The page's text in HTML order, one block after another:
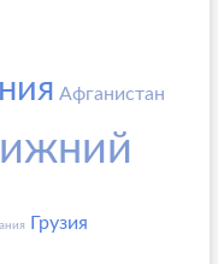
Афганистан
Грузия